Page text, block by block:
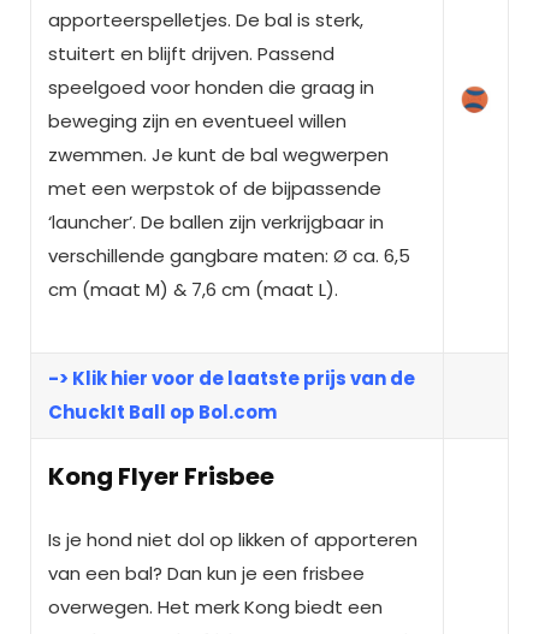
apporteerspelletjes. De bal is sterk,
stuitert en blijft drijven. Passend
speelgoed voor honden die graag in
beweging zijn en eventueel willen
zwemmen. Je kunt de bal wegwerpen
met een werpstok of de bijpassende
‘launcher’. De ballen zijn verkrijgbaar in
verschillende gangbare maten: Ø ca. 6,5
cm (maat M) & 7,6 cm (maat L).
-> Klik hier voor de laatste prijs van de
ChuckIt Ball op Bol.com
Kong Flyer Frisbee
Is je hond niet dol op likken of apporteren
van een bal? Dan kun je een frisbee
overwegen. Het merk Kong biedt een